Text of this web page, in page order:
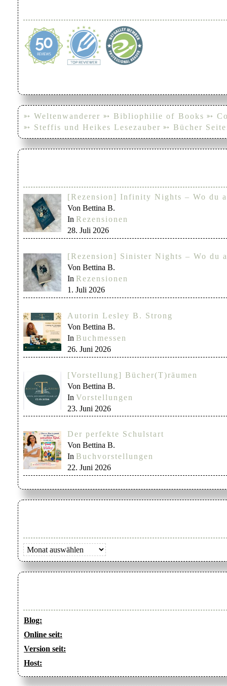
➳ Weltenwanderer ➳ Bibliophilie of Books ➳
➳ Steffis und Heikes Lesezauber ➳ Bücher
[Rezension] Infinity Nights – Wo du
Von Bettina B.
In Rezensionen
28. Juli 2026
[Rezension] Sinister Nights – Wo du
Von Bettina B.
In Rezensionen
1. Juli 2026
Autorin Lesley B. Strong
Von Bettina B.
In Buchmessen
26. Juni 2026
[Vorstellung] Bücher(T)räumen
Von Bettina B.
In Vorstellungen
23. Juni 2026
Der perfekte Schulstart
Von Bettina B.
In Buchvorstellungen
22. Juni 2026
Archiv
Blog:
Online seit:
Version seit:
Host: